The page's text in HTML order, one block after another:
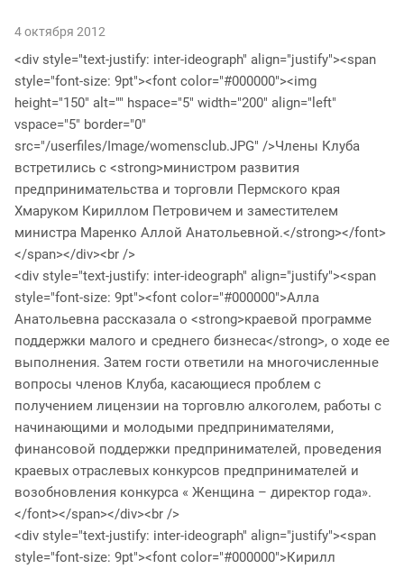
4 октября 2012
<div style="text-justify: inter-ideograph" align="justify"><span
style="font-size: 9pt"><font color="#000000"><img
height="150" alt="" hspace="5" width="200" align="left"
vspace="5" border="0"
src="/userfiles/Image/womensclub.JPG" />Члены Клуба
встретились с <strong>министром развития
предпринимательства и торговли Пермского края
Хмаруком Кириллом Петровичем и заместителем
министра Маренко Аллой Анатольевной.</strong></font>
</span></div><br />
<div style="text-justify: inter-ideograph" align="justify"><span
style="font-size: 9pt"><font color="#000000">Алла
Анатольевна рассказала о <strong>краевой программе
поддержки малого и среднего бизнеса</strong>, о ходе ее
выполнения. Затем гости ответили на многочисленные
вопросы членов Клуба, касающиеся проблем с
получением лицензии на торговлю алкоголем, работы с
начинающими и молодыми предпринимателями,
финансовой поддержки предпринимателей, проведения
краевых отраслевых конкурсов предпринимателей и
возобновления конкурса « Женщина – директор года».
</font></span></div><br />
<div style="text-justify: inter-ideograph" align="justify"><span
style="font-size: 9pt"><font color="#000000">Кирилл